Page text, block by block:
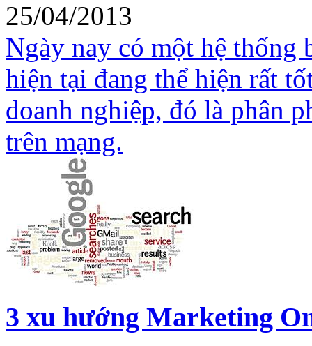
25/04/2013
Ngày nay có một hệ thống
hiện tại đang thể hiện rất
doanh nghiệp, đó là phân
trên mạng.
3 xu hướng Marketing